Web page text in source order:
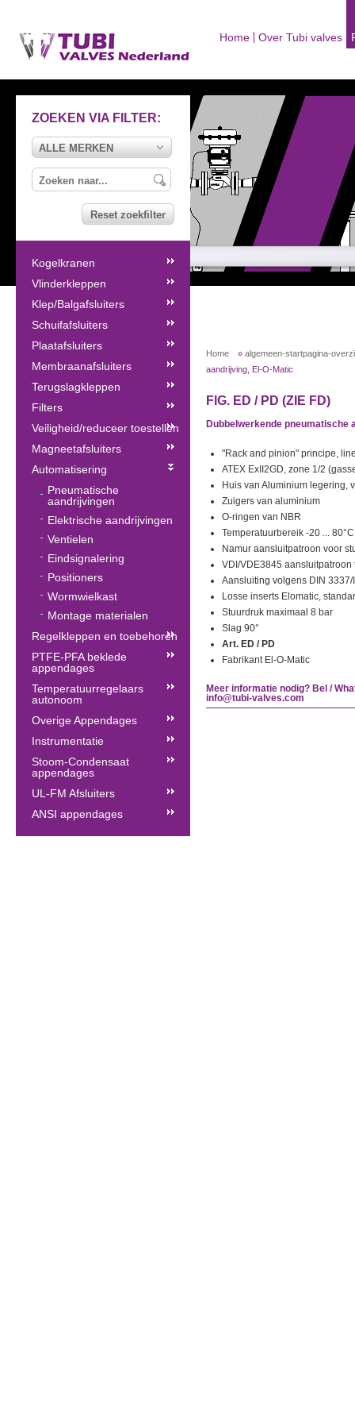
Home Over Tubi valves
Home » algemeen-startpagina-
aandrijving, El-O-Matic
FIG. ED / PD (ZIE FD)
Dubbelwerkende pneumatische
"Rack and pinion" principe,
ATEX ExII2GD, zone 1/2
Huis van Aluminium legering,
Zuigers van aluminium
O-ringen van NBR
Temperatuurbereik -20 ... 80°C
Namur aansluitpatroon voor
VDI/VDE3845
Aansluiting volgens DIN 3337/
Losse inserts Elomatic,
Stuurdruk maximaal 8 bar
Slag 90°
Art. ED / PD
Fabrikant El-O-Matic
Meer informatie nodig? Bel /
info@tubi-valves.com
ZOEKEN VIA FILTER:
ALLE MERKEN
Reset zoekfilter
Kogelkranen
Vlinderkleppen
Klep/Balgafsluiters
Schuifafsluiters
Plaatafsluiters
Membraanafsluiters
Terugslagkleppen
Filters
Veiligheid/reduceer toestellen
Magneetafsluiters
Automatisering
Pneumatische
aandrijvingen
Elektrische aandrijvingen
Ventielen
Eindsignalering
Positioners
Wormwielkast
Montage materialen
Regelkleppen en toebehoren
PTFE-PFA beklede
appendages
Temperatuurregelaars
autonoom
Overige Appendages
Instrumentatie
Stoom-Condensaat
appendages
UL-FM Afsluiters
ANSI appendages